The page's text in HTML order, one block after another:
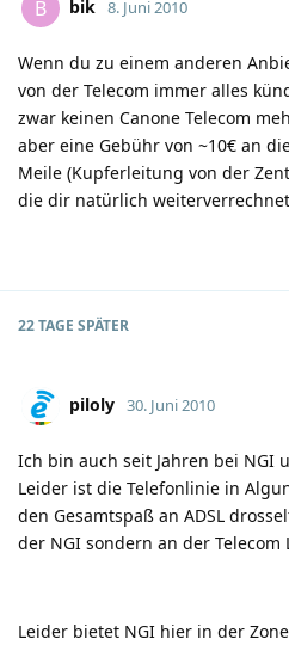
B bik 8. Juni 2010
Wenn du zu einem anderen
von der Telecom immer alles
zwar keinen Canone Telecom
aber eine Gebühr von ~10€ an
Meile (Kupferleitung von der
die dir natürlich
22 TAGE SPÄTER
piloly 30. Juni 2010
Ich bin auch seit Jahren bei NGI
Leider ist die Telefonlinie in
den Gesamtspaß an ADSL
der NGI sondern an der Telecom
Leider bietet NGI hier in der